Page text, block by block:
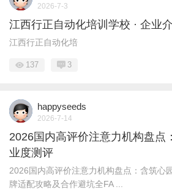
2026-7-3
江西行正自动化培训学校 · 企业
江西行正自动化培
137 3
happyseeds
2026-7-14
2026国内高评价注意力机构盘点
业度测评
2026国内高评价注意力机构盘点：含筑心
牌适配攻略及合作避坑全FA ...